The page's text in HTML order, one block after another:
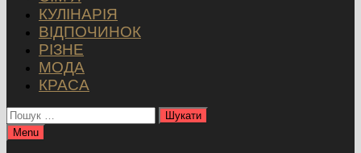
КУЛІНАРІЯ
ВІДПОЧИНОК
РІЗНЕ
МОДА
КРАСА
Пошук:
Menu